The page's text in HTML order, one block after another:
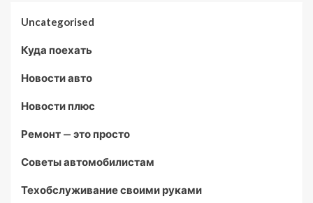
Uncategorised
Куда поехать
Новости авто
Новости плюс
Ремонт — это просто
Советы автомобилистам
Техобслуживание своими руками